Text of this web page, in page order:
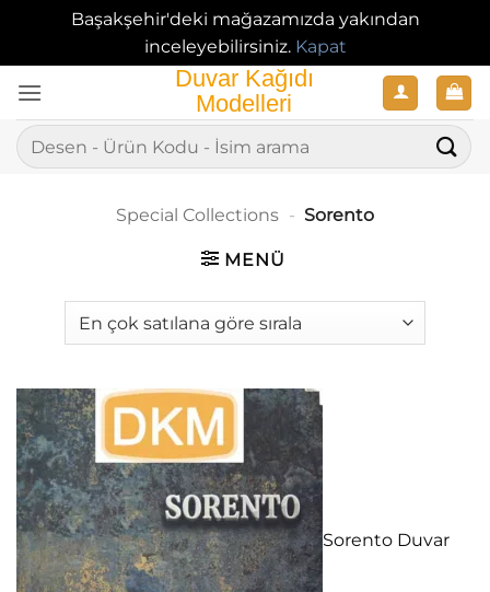
Başakşehir'deki mağazamızda yakından
inceleyebilirsiniz. Kapat
atla
Ara:
Special Collections - Sorento
MENÜ
Sorento Duvar